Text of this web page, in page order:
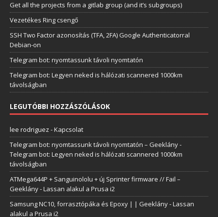
Get all the projects from a gitlab group (and it’s subgroups)
Vezetékes Ring csengő
SSH Two Factor azonosítás (TFA, 2FA) Google Authenticatorral
Debian-on
Telegram bot: nyomtassunk távoli nyomtatón
Telegram bot: Legyen neked is hálózati scannered 1000km
távolságban
LEGUTÓBBI HOZZÁSZÓLÁSOK
lee rodriguez -Kapcsolat
Telegram bot: nyomtassunk távoli nyomtatón – Geeklány-
Telegram bot: Legyen neked is hálózati scannered 1000km
távolságban
ATMega644P + Sanguinololu + új Sprinter firmware // Fail –
Geeklány-Lassan alakul a Prusa i2
Samsung NC10, forrasztópáka és Epoxy | | Geeklány-Lassan
alakul a Prusa i2